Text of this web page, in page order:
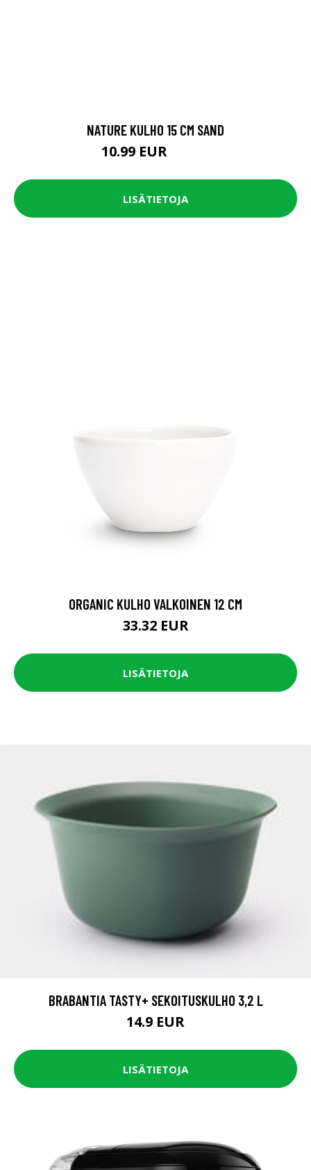
NATURE KULHO 15 CM SAND
10.99 EUR
LISÄTIETOJA
ORGANIC KULHO VALKOINEN 12 CM
33.32 EUR
LISÄTIETOJA
BRABANTIA TASTY+ SEKOITUSKULHO 3,2 L
14.9 EUR
LISÄTIETOJA